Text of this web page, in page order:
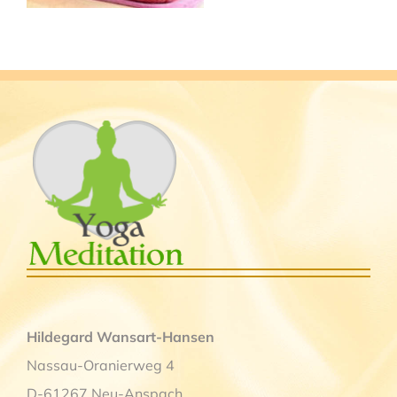
Hildegard Wansart-Hansen
Nassau-Oranierweg 4
D-61267 Neu-Anspach